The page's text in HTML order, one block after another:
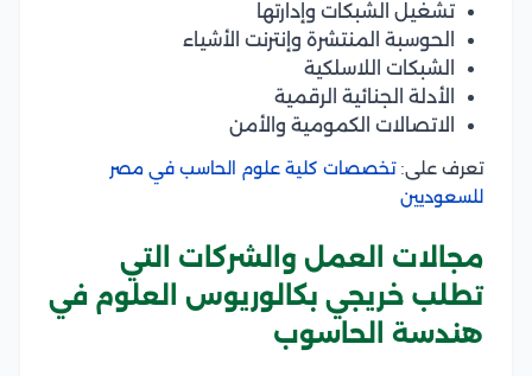
تشغيل الشبكات وإدارتها
الحوسبة المنتشرة وإنترنت الأشياء
الشبكات اللاسلكية
الأدلة الجنائية الرقمية
الاتصالات الكمومية والأمن
تعرف على:تخصصات كلية علوم الحاسب في مصر
للسعوديين
مجالات العمل والشركات التي
تطلب خريجي بكالوريوس العلوم في
هندسة الحاسوب